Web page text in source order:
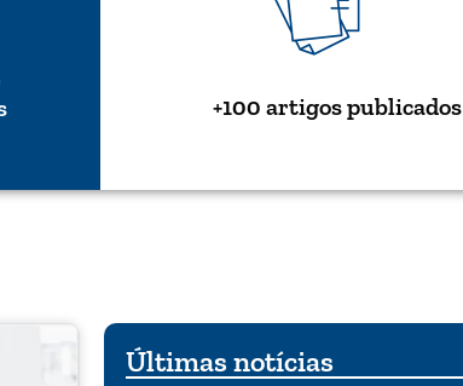
+100 artigos publicados
Últimas notícias